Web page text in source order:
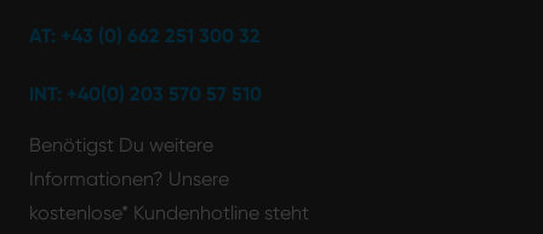
AT: +43 (0) 662 251 300 32
INT: +40(0) 203 570 57 510
Benötigst Du weitere
Informationen? Unsere
kostenlose* Kundenhotline steht